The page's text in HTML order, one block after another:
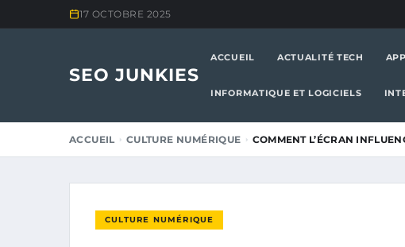
17 OCTOBRE 2025
SEO JUNKIES
ACCUEIL ACTUALITÉ TECH
INFORMATIQUE ET LOGICIELS
ACCUEIL CULTURE NUMÉRIQUE COMMENT L’ÉCRAN
CULTURE NUMÉRIQUE